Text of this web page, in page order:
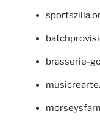
brasserie-